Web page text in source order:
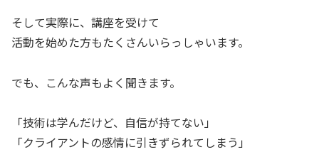
そして実際に、講座を受けて
活動を始めた方もたくさんいらっしゃいます。
でも、こんな声もよく聞きます。
「技術は学んだけど、自信が持てない」
「クライアントの感情に引きずられてしまう」